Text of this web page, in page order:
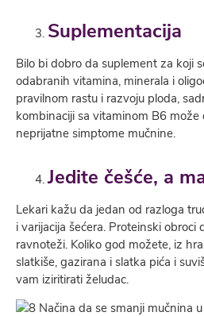
Suplementacija
Bilo bi dobro da suplement za koji
odabranih vitamina, minerala i
pravilnom rastu i razvoju ploda,
kombinaciji sa vitaminom B6 može
neprijatne simptome mučnine.
Jedite češće, a
Lekari kažu da jedan od razloga
i varijacija šećera. Proteinski obroci
ravnoteži. Koliko god možete, iz
slatkiše, gazirana i slatka pića i
vam iziritirati želudac.